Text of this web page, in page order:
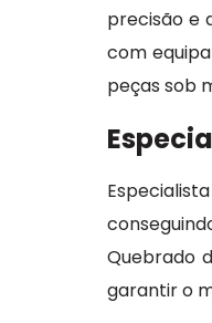
precisão e
com
peças sob
Quebrado
garantir o